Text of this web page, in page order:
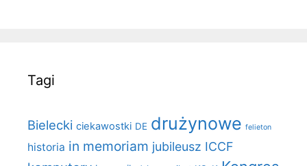
Tagi
Bielecki ciekawostki DE drużynowe felieton
historia in memoriam jubileusz ICCF